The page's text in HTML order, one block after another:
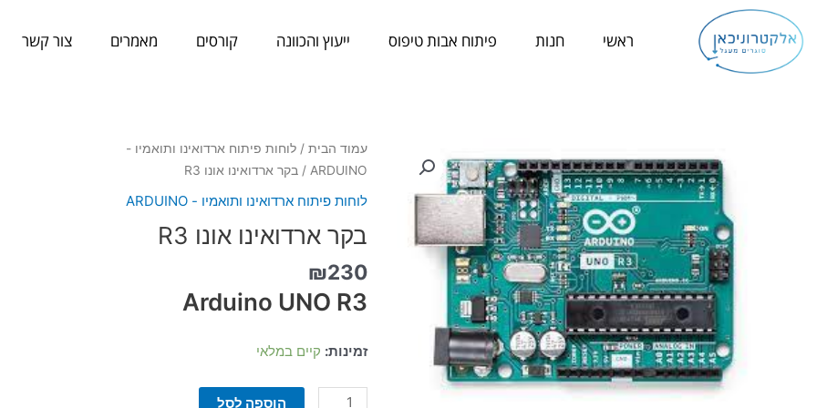
לתוכן
ראשי חנות פיתוח אבות טיפוס ייעוץ והכוונה קורסים מאמרים צור קשר
עמוד הבית/ לוחות פיתוח ארדואינו ותואמיו -
ARDUINO / בקר ארדואינו אונו R3
לוחות פיתוח ארדואינו ותואמיו - ARDUINO
בקר ארדואינו אונו R3
₪230
Arduino UNO R3
זמינות: קיים במלאי
כמות
של
בקר
אונו
הוספה לסל